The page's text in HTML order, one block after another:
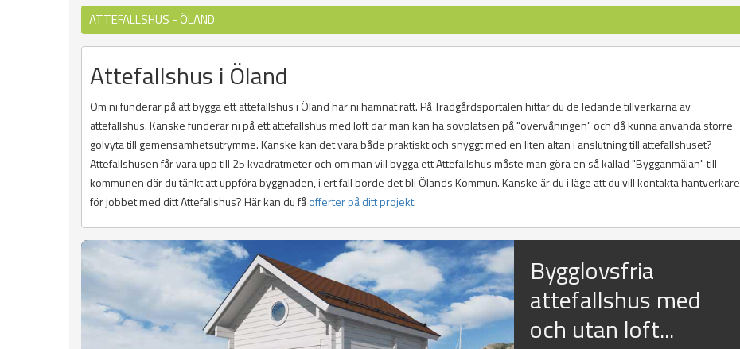
ATTEFALLSHUS - ÖLAND
Attefallshus i Öland
Om ni funderar på att bygga ett attefallshus i Öland har ni hamnat rätt. På Trädgårdsportalen hittar du de ledande tillverkarna av
attefallshus. Kanske funderar ni på ett attefallshus med loft där man kan ha sovplatsen på "övervåningen" och då kunna använda större
golvyta till gemensamhetsutrymme. Kanske kan det vara både praktiskt och snyggt med en liten altan i anslutning till attefallshuset?
Attefallshusen får vara upp till 25 kvadratmeter och om man vill bygga ett Attefallshus måste man göra en så kallad "Bygganmälan" till
kommunen där du tänkt att uppföra byggnaden, i ert fall borde det bli Ölands Kommun. Kanske är du i läge att du vill kontakta hantverkare
för jobbet med ditt Attefallshus? Här kan du fåofferter på ditt projekt.
Bygglovsfria
attefallshus med
och utan loft...